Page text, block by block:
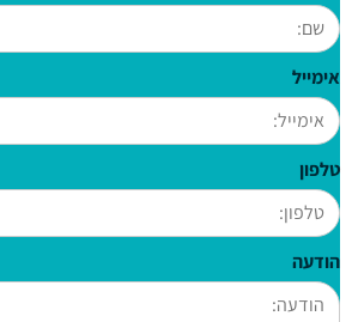
אימייל
טלפון
הודעה